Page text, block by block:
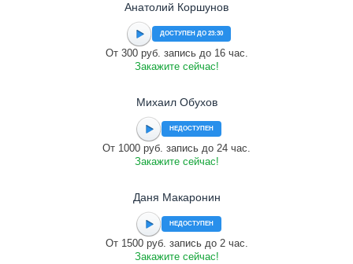
Анатолий Коршунов
ДОСТУПЕН ДО 23:30
От 300 руб. запись до 16 час.
Закажите сейчас!
Михаил Обухов
НЕДОСТУПЕН
От 1000 руб. запись до 24 час.
Закажите сейчас!
Даня Макаронин
НЕДОСТУПЕН
От 1500 руб. запись до 2 час.
Закажите сейчас!